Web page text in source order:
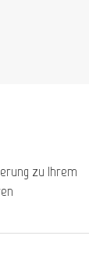
zu Ihrem